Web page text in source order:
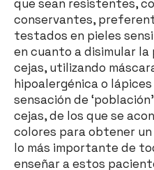
que sean resistentes,
conservantes,
testados en pieles
en cuanto a disimular
cejas, utilizando
hipoalergénica o
sensación de
cejas, de los que se
colores para obtener
lo más importante de
enseñar a estos